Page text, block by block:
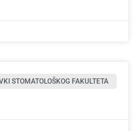
STOMATOLOŠKOG FAKULTETA